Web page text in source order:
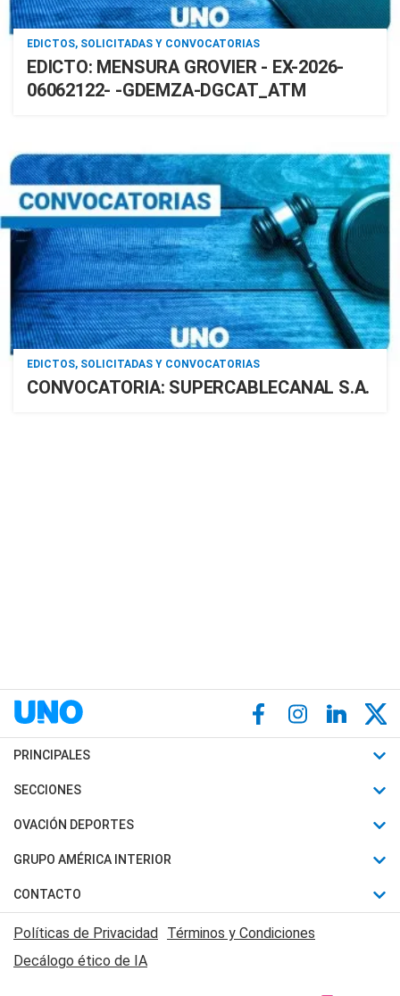
EDICTOS, SOLICITADAS Y CONVOCATORIAS
EDICTO: MENSURA GROVIER - EX-2026-
06062122- -GDEMZA-DGCAT_ATM
EDICTOS, SOLICITADAS Y CONVOCATORIAS
CONVOCATORIA: SUPERCABLECANAL S.A.
PRINCIPALES
Últimas Noticias
Política
Judiciales
Economia
SECCIONES
Horóscopo
Motores
Trucos caseros
Series y Películas
Edictos y Solicitadas
OVACIÓN DEPORTES
Fútbol
Mundial
Automovilismo
Rugby
GRUPO AMÉRICA INTERIOR
Canal 7 en Vivo
CONTACTO
Acerca de Nosotros
Contactanos
Políticas de Privacidad Términos y Condiciones
Decálogo ético de IA